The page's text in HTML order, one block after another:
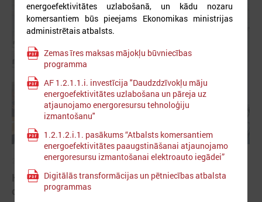
2025. gada 27. novembris
Komitejā iekšlietu ministru aicina pilnveidot
civilās aizsardzības vadlīnijas
energoefektivitātes uzlabošanā, un kādu nozaru
komersantiem būs pieejams Ekonomikas ministrijas
administrētais atbalsts.
Zemas īres maksas mājokļu būvniecības
programma
AF 1.2.1.1.i. investīcija "Daudzdzīvokļu māju
energoefektivitātes uzlabošana un pāreja uz
atjaunojamo energoresursu tehnoloģiju
izmantošanu"
1.2.1.2.i.1. pasākums “Atbalsts komersantiem
energoefektivitātes paaugstināšanai atjaunojamo
energoresursu izmantošanai elektroauto iegādei”
Digitālās transformācijas un pētniecības atbalsta
programmas